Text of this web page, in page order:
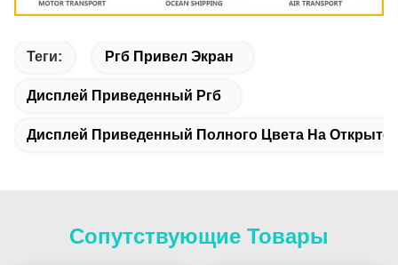
Теги: Ргб Привел Экран
Дисплей Приведенный Ргб
Дисплей Приведенный Полного Цвета На
Сопутствующие Товары